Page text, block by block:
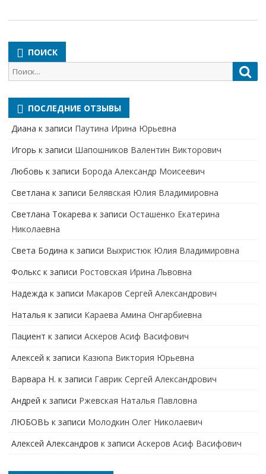
ПОИСК
Поиск
для:
ПОСЛЕДНИЕ ОТЗЫВЫ
Диана к записи Паутина Ирина Юрьевна
Игорь к записи Шапошников Валентин Викторович
Любовь к записи Борода Александр Моисеевич
Светлана к записи Белявская Юлия Владимировна
Cветлана Токарева к записи Осташенко Екатерина
Николаевна
Света Бодина к записи Выхристюк Юлия Владимировна
Фолькс к записи Ростовская Ирина Львовна
Надежда к записи Макаров Сергей Александрович
Наталья к записи Караева Амина Онгарбиевна
Пациент к записи Аскеров Асиф Васифович
Алексей к записи Казюпа Виктория Юрьевна
Варвара Н. к записи Гаврик Сергей Александрович
Андрей к записи Ржевская Наталья Павловна
ЛЮБОВЬ к записи Молодкин Олег Николаевич
Алексей Александров к записи Аскеров Асиф Васифович